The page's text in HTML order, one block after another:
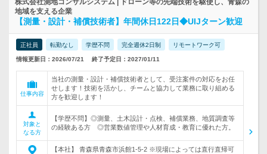
株式会社測地コンサルシステム | ドローン等の先端技術を駆使し、青森の
地域を支える企業
【測量・設計・補償技術者】年間休日122日◆UIJターン歓迎
正社員 転勤なし 学歴不問 完全週休2日制 リモートワーク可
情報更新日：2026/07/21 終了予定日：2027/01/11
仕事内容
当社の測量・設計・補償技術者として、受注案件の対応をお任
せします！技術を活かし、チームと協力して業務に取り組める
方を歓迎します！
対象と
なる方
【学歴不問】◎測量、土木設計・点検、補償業務、地質調査等
の経験ある方 ◎営業数値管理や人材育成・教育に優れた方。
【本社】 青森県青森市浜館1-5-2 ※現場によっては直行直帰可